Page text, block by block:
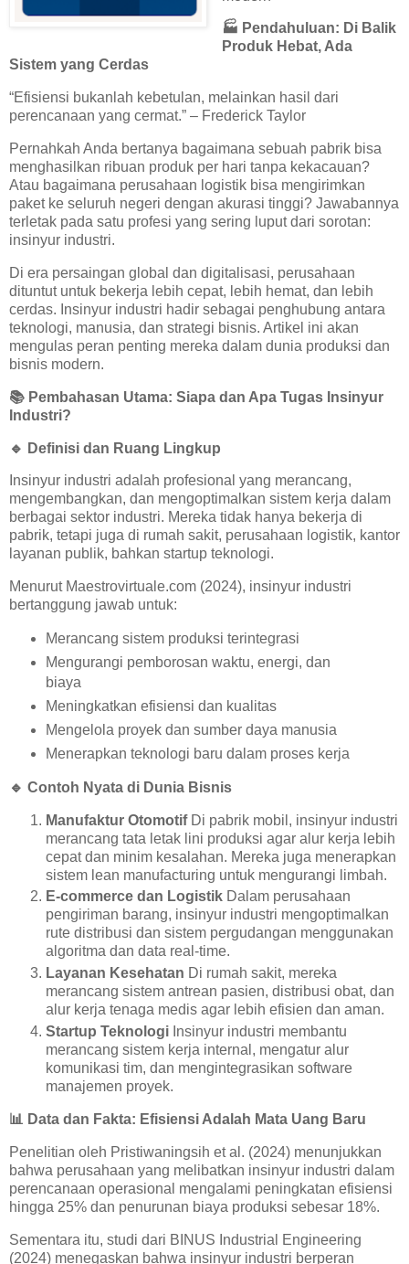
🏭 Pendahuluan: Di Balik
Produk Hebat, Ada
Sistem yang Cerdas
“Efisiensi bukanlah kebetulan, melainkan hasil dari
perencanaan yang cermat.” – Frederick Taylor
Pernahkah Anda bertanya bagaimana sebuah pabrik bisa
menghasilkan ribuan produk per hari tanpa kekacauan?
Atau bagaimana perusahaan logistik bisa mengirimkan
paket ke seluruh negeri dengan akurasi tinggi? Jawabannya
terletak pada satu profesi yang sering luput dari sorotan:
insinyur industri.
Di era persaingan global dan digitalisasi, perusahaan
dituntut untuk bekerja lebih cepat, lebih hemat, dan lebih
cerdas. Insinyur industri hadir sebagai penghubung antara
teknologi, manusia, dan strategi bisnis. Artikel ini akan
mengulas peran penting mereka dalam dunia produksi dan
bisnis modern.
📚 Pembahasan Utama: Siapa dan Apa Tugas Insinyur
Industri?
🔹 Definisi dan Ruang Lingkup
Insinyur industri adalah profesional yang merancang,
mengembangkan, dan mengoptimalkan sistem kerja dalam
berbagai sektor industri. Mereka tidak hanya bekerja di
pabrik, tetapi juga di rumah sakit, perusahaan logistik, kantor
layanan publik, bahkan startup teknologi.
Menurut Maestrovirtuale.com (2024), insinyur industri
bertanggung jawab untuk:
Merancang sistem produksi terintegrasi
Mengurangi pemborosan waktu, energi, dan
biaya
Meningkatkan efisiensi dan kualitas
Mengelola proyek dan sumber daya manusia
Menerapkan teknologi baru dalam proses kerja
🔹 Contoh Nyata di Dunia Bisnis
Manufaktur OtomotifDi pabrik mobil, insinyur industri
merancang tata letak lini produksi agar alur kerja lebih
cepat dan minim kesalahan. Mereka juga menerapkan
sistem lean manufacturing untuk mengurangi limbah.
E-commerce dan Logistik Dalam perusahaan
pengiriman barang, insinyur industri mengoptimalkan
rute distribusi dan sistem pergudangan menggunakan
algoritma dan data real-time.
Layanan Kesehatan Di rumah sakit, mereka
merancang sistem antrean pasien, distribusi obat, dan
alur kerja tenaga medis agar lebih efisien dan aman.
Startup Teknologi Insinyur industri membantu
merancang sistem kerja internal, mengatur alur
komunikasi tim, dan mengintegrasikan software
manajemen proyek.
📊 Data dan Fakta: Efisiensi Adalah Mata Uang Baru
Penelitian oleh Pristiwaningsih et al. (2024) menunjukkan
bahwa perusahaan yang melibatkan insinyur industri dalam
perencanaan operasional mengalami peningkatan efisiensi
hingga 25% dan penurunan biaya produksi sebesar 18%.
Sementara itu, studi dari BINUS Industrial Engineering
(2024) menegaskan bahwa insinyur industri berperan